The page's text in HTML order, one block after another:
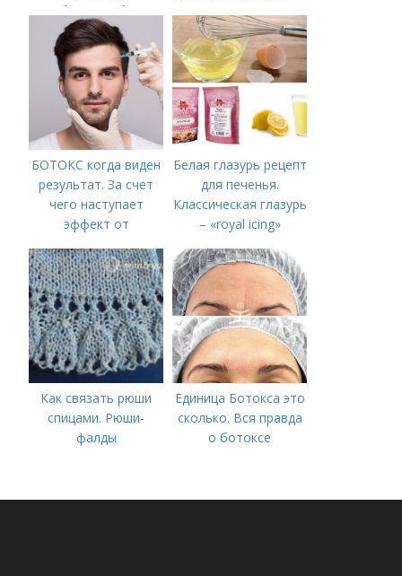
рябиновые бусы
БОТОКС когда виден
результат. За счет
чего наступает
эффект от
Белая глазурь рецепт
для печенья.
Классическая глазурь
– «royal icing»
Как связать рюши
спицами. Рюши-
фалды
Единица Ботокса это
сколько. Вся правда
о ботоксе